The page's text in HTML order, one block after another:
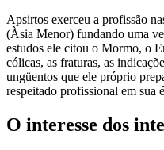
Apsirtos exerceu a profissão
(Àsia Menor) fundando uma
estudos ele citou o Mormo, o
cólicas, as fraturas, as
ungüentos que ele próprio
respeitado profissional em sua
O interesse dos